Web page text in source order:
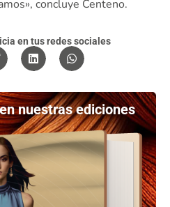
concluye Centeno.
en tus redes sociales
nuestras ediciones